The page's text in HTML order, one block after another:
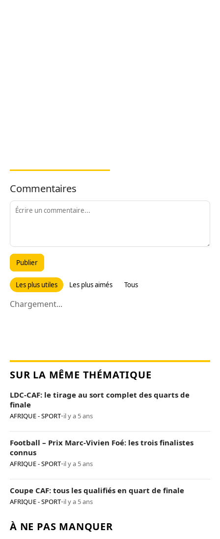
Commentaires
Publier
Les plus utiles Les plus aimés Tous
Chargement...
SUR LA MÊME THÉMATIQUE
LDC-CAF: le tirage au sort complet des quarts de
finale
AFRIQUE - SPORT•il y a 5 ans
Football – Prix Marc-Vivien Foé: les trois finalistes
connus
AFRIQUE - SPORT•il y a 5 ans
Coupe CAF: tous les qualifiés en quart de finale
AFRIQUE - SPORT•il y a 5 ans
À NE PAS MANQUER